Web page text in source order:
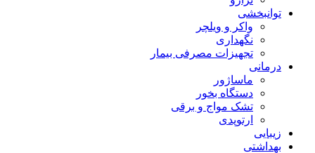
توانبخشی
واکر و ویلچر
نگهداری
تجهیزات مصرفی بیمار
درمانی
ماساژور
دستگاه بخور
تشک مواج و برقی
ارتوپدی
زیبایی
بهداشتی